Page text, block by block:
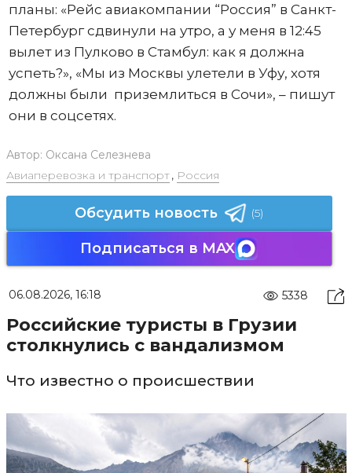
планы: «Рейс авиакомпании “Россия” в Санкт-
Петербург сдвинули на утро, а у меня в 12:45
вылет из Пулково в Стамбул: как я должна
успеть?», «Мы из Москвы улетели в Уфу, хотя
должны были приземлиться в Сочи», – пишут
они в соцсетях.
Автор: Оксана Селезнева
Авиаперевозка и транспорт, Россия
Обсудить новость (5)
Подписаться в MAX
06.08.2026, 16:18 5338
Российские туристы в Грузии
столкнулись с вандализмом
Что известно о происшествии